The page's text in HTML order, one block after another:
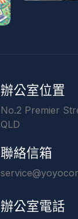
辦公室位置
No.2 Premier
QLD
聯絡信箱
辦公室電話